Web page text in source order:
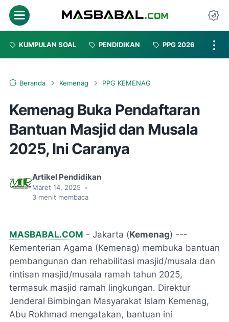
Menu
KUMPULAN SOAL PENDIDIKAN PPG 2026
Beranda Kemenag PPG KEMENAG
Kemenag Buka Pendaftaran
Bantuan Masjid dan Musala
2025, Ini Caranya
Artikel Pendidikan
Maret 14, 2025
•
3 menit membaca
MASBABAL.COM - Jakarta (Kemenag) ---
Kementerian Agama (Kemenag) membuka bantuan
pembangunan dan rehabilitasi masjid/musala dan
rintisan masjid/musala ramah tahun 2025,
termasuk masjid ramah lingkungan. Direktur
Jenderal Bimbingan Masyarakat Islam Kemenag,
Abu Rokhmad mengatakan, bantuan ini